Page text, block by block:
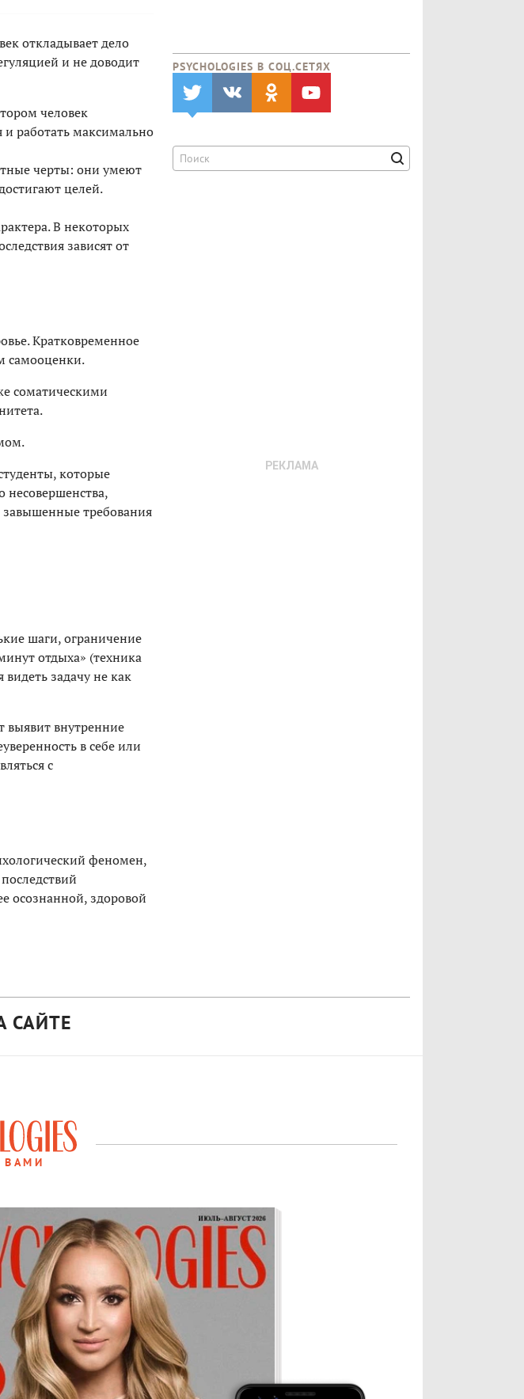
откладывает дело
и не доводит
человек
работать максимально
черты: они умеют
целей.
В некоторых
зависят от
Кратковременное
самооценки.
соматическими
которые
требования
шаги, ограничение
отдыха» (техника
задачу не как
внутренние
в себе или
с
феномен,
осознанной, здоровой
PSYCHOLOGIES В CОЦ.СЕТЯХ
САЙТЕ
ВАМИ